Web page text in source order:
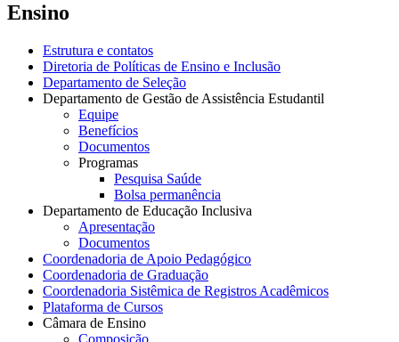
Ensino
Estrutura e contatos
Diretoria de Políticas de Ensino e Inclusão
Departamento de Seleção
Departamento de Gestão de Assistência Estudantil
Equipe
Benefícios
Documentos
Programas
Pesquisa Saúde
Bolsa permanência
Departamento de Educação Inclusiva
Apresentação
Documentos
Coordenadoria de Apoio Pedagógico
Coordenadoria de Graduação
Coordenadoria Sistêmica de Registros Acadêmicos
Plataforma de Cursos
Câmara de Ensino